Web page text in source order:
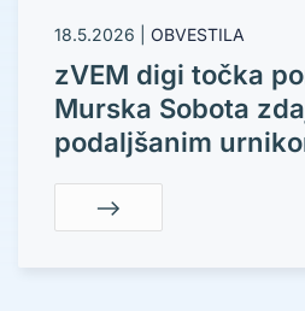
18.5.2026 OBVESTILA
zVEM digi točka
Murska Sobota
podaljšanim